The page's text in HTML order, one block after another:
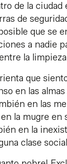
de la
de
que se
a nadie
la
que
en las
en las
la mugre en
en la
clase